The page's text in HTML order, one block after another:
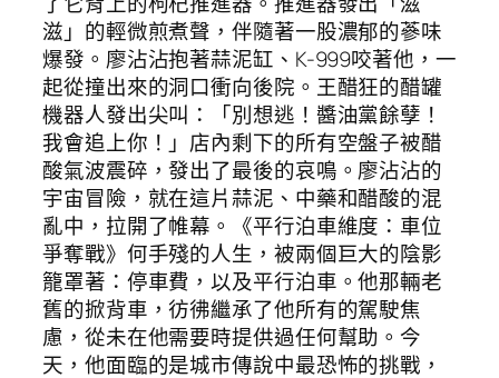
滋」的輕微煎煮聲，伴隨著一股濃郁的蔘味
爆發。廖沾沾抱著蒜泥缸、K-999咬著他，一
起從撞出來的洞口衝向後院。王醋狂的醋罐
機器人發出尖叫：「別想逃！醬油黨餘孽！
我會追上你！」店內剩下的所有空盤子被醋
酸氣波震碎，發出了最後的哀鳴。廖沾沾的
宇宙冒險，就在這片蒜泥、中藥和醋酸的混
亂中，拉開了帷幕。《平行泊車維度：車位
爭奪戰》何手殘的人生，被兩個巨大的陰影
籠罩著：停車費，以及平行泊車。他那輛老
舊的掀背車，彷彿繼承了他所有的駕駛焦
慮，從未在他需要時提供過任何幫助。今
天，他面臨的是城市傳說中最恐怖的挑戰，